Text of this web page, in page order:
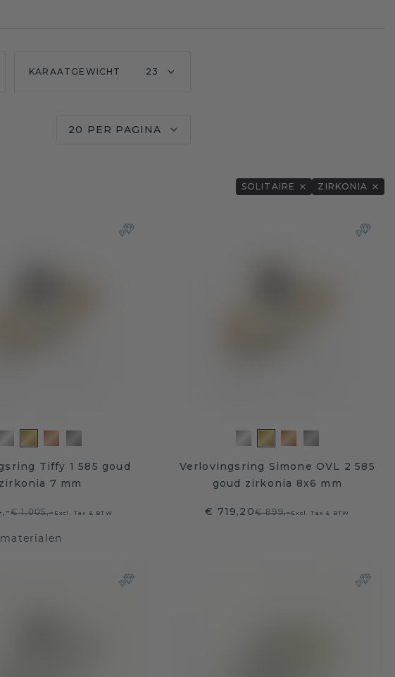
KARAATGEWICHT 23
20 PER PAGINA
SOLITAIRE ZIRKONIA
Tiffy 1 585 goud
zirkonia 7 mm
€ 1.005,-Excl. Tax & BTW
Verlovingsring Simone OVL 2 585
goud zirkonia 8x6 mm
€ 719,20€ 899,-Excl. Tax & BTW